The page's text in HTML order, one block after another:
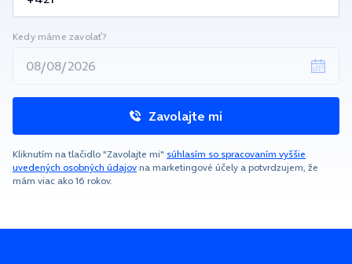
Kedy máme zavolať?
Zavolajte mi
Kliknutím na tlačidlo "Zavolajte mi" súhlasím so spracovaním vyššie
uvedených osobných údajovna marketingové účely a potvrdzujem, že
mám viac ako 16 rokov.